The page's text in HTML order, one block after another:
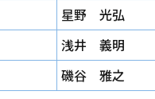
星野 光弘
浅井 義明
磯谷 雅之